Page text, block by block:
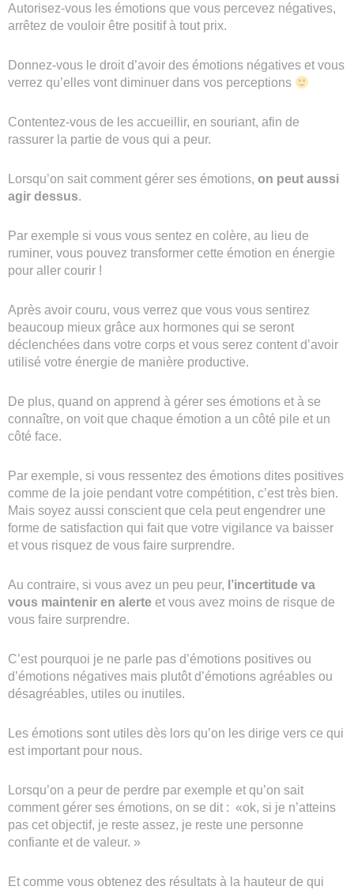
Autorisez-vous les émotions que vous percevez négatives,
arrêtez de vouloir être positif à tout prix.
Donnez-vous le droit d’avoir des émotions négatives et vous
verrez qu’elles vont diminuer dans vos perceptions
Contentez-vous de les accueillir, en souriant, afin de
rassurer la partie de vous qui a peur.
Lorsqu’on sait comment gérer ses émotions, on peut aussi
agir dessus.
Par exemple si vous vous sentez en colère, au lieu de
ruminer, vous pouvez transformer cette émotion en énergie
pour aller courir !
Après avoir couru, vous verrez que vous vous sentirez
beaucoup mieux grâce aux hormones qui se seront
déclenchées dans votre corps et vous serez content d’avoir
utilisé votre énergie de manière productive.
De plus, quand on apprend à gérer ses émotions et à se
connaître, on voit que chaque émotion a un côté pile et un
côté face.
Par exemple, si vous ressentez des émotions dites positives
comme de la joie pendant votre compétition, c’est très bien.
Mais soyez aussi conscient que cela peut engendrer une
forme de satisfaction qui fait que votre vigilance va baisser
et vous risquez de vous faire surprendre.
Au contraire, si vous avez un peu peur, l’incertitude va
vous maintenir en alerte et vous avez moins de risque de
vous faire surprendre.
C’est pourquoi je ne parle pas d’émotions positives ou
d’émotions négatives mais plutôt d’émotions agréables ou
désagréables, utiles ou inutiles.
Les émotions sont utiles dès lors qu’on les dirige vers ce qui
est important pour nous.
Lorsqu’on a peur de perdre par exemple et qu’on sait
comment gérer ses émotions, on se dit : «ok, si je n’atteins
pas cet objectif, je reste assez, je reste une personne
confiante et de valeur. »
Et comme vous obtenez des résultats à la hauteur de qui